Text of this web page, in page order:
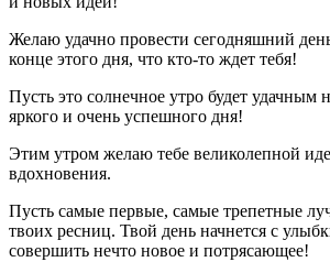
Желаю удачно провести сегодняшний
конце этого дня, что кто-то ждет тебя!
Пусть это солнечное утро будет удачным
яркого и очень успешного дня!
Этим утром желаю тебе великолепной
вдохновения.
Пусть самые первые, самые трепетные
твоих ресниц. Твой день начнется с
совершить нечто новое и потрясающее!